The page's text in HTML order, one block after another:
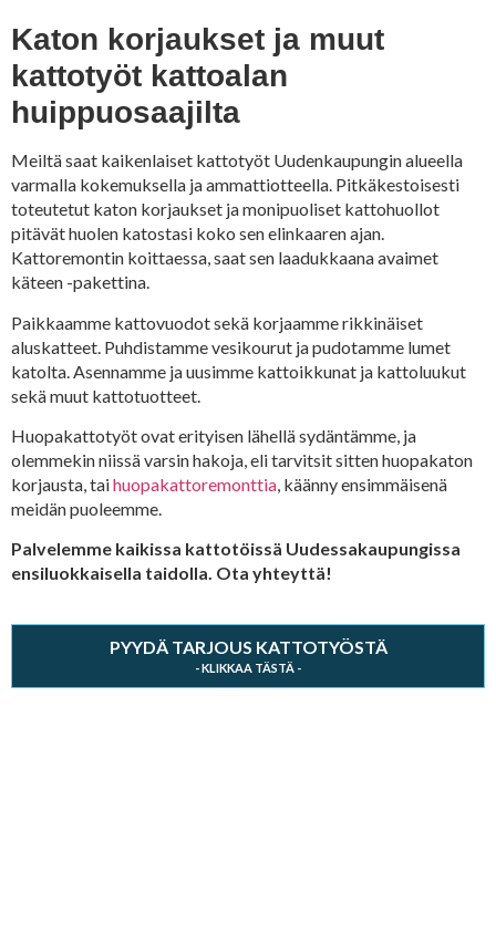
Katon korjaukset ja muut
kattotyöt kattoalan
huippuosaajilta
Meiltä saat kaikenlaiset kattotyöt Uudenkaupungin alueella
varmalla kokemuksella ja ammattiotteella. Pitkäkestoisesti
toteutetut katon korjaukset ja monipuoliset kattohuollot
pitävät huolen katostasi koko sen elinkaaren ajan.
Kattoremontin koittaessa, saat sen laadukkaana avaimet
käteen -pakettina.
Paikkaamme kattovuodot sekä korjaamme rikkinäiset
aluskatteet. Puhdistamme vesikourut ja pudotamme lumet
katolta. Asennamme ja uusimme kattoikkunat ja kattoluukut
sekä muut kattotuotteet.
Huopakattotyöt ovat erityisen lähellä sydäntämme, ja
olemmekin niissä varsin hakoja, eli tarvitsit sitten huopakaton
korjausta, taihuopakattoremonttia, käänny ensimmäisenä
meidän puoleemme.
Palvelemme kaikissa kattotöissä Uudessakaupungissa
ensiluokkaisella taidolla. Ota yhteyttä!
PYYDÄ TARJOUS KATTOTYÖSTÄ